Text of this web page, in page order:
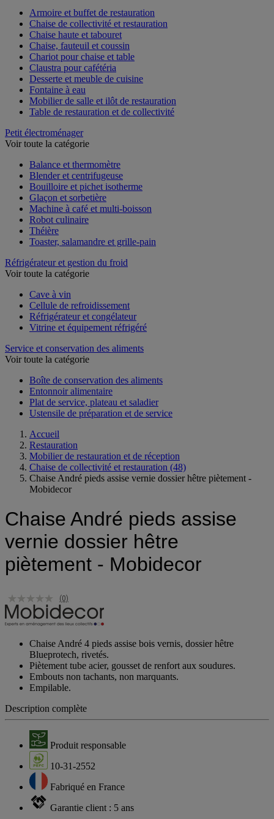
Armoire et buffet de restauration
Chaise de collectivité et restauration
Chaise haute et tabouret
Chaise, fauteuil et coussin
Chariot pour chaise et table
Claustra pour cafétéria
Desserte et meuble de cuisine
Fontaine à eau
Mobilier de salle et ilôt de restauration
Table de restauration et de collectivité
Petit électroménager
Voir toute la catégorie
Balance et thermomètre
Blender et centrifugeuse
Bouilloire et pichet isotherme
Glaçon et sorbetière
Machine à café et multi-boisson
Robot culinaire
Théière
Toaster, salamandre et grille-pain
Réfrigérateur et gestion du froid
Voir toute la catégorie
Cave à vin
Cellule de refroidissement
Réfrigérateur et congélateur
Vitrine et équipement réfrigéré
Service et conservation des aliments
Voir toute la catégorie
Boîte de conservation des aliments
Entonnoir alimentaire
Plat de service, plateau et saladier
Ustensile de préparation et de service
Accueil
Restauration
Mobilier de restauration et de réception
Chaise de collectivité et restauration (48)
Chaise André pieds assise vernie dossier hêtre piètement -
Mobidecor
Chaise André pieds assise
vernie dossier hêtre
piètement - Mobidecor
(0)
Chaise André 4 pieds assise bois vernis, dossier hêtre
Blueprotech, rivetés.
Piètement tube acier, gousset de renfort aux soudures.
Embouts non tachants, non marquants.
Empilable.
Description complète
Produit responsable
10-31-2552
Fabriqué en France
Garantie client : 5 ans